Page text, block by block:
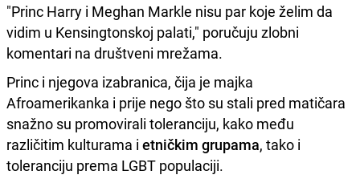
"Princ Harry i Meghan Markle nisu par koje želim da
vidim u Kensingtonskoj palati," poručuju zlobni
komentari na društveni mrežama.
Princ i njegova izabranica, čija je majka
Afroamerikanka i prije nego što su stali pred matičara
snažno su promovirali toleranciju, kako među
različitim kulturama i etničkim grupama, tako i
toleranciju prema LGBT populaciji.